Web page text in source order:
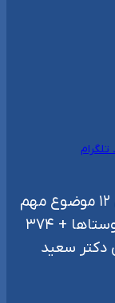
روایت های دکتر جلیلی {مهم} بررسی ۱۲ موضوع مهم
ایران از اقتصاد تا سیاست خارجی و روستاها + ۳۷۴
دکتر سعید